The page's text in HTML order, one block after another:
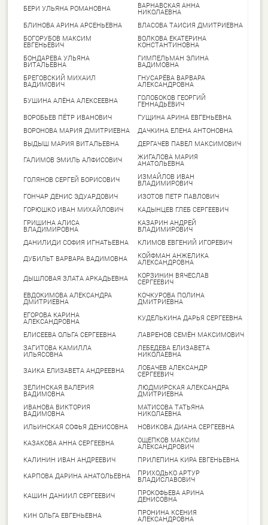
БЕРИ УЛЬЯНА РОМАНОВНА
ВАРНАВСКАЯ АННА
НИКОЛАЕВНА
БЛИНОВА АРИНА АРСЕНЬЕВНА
ВЛАСОВА ТАИСИЯ ДМИТРИЕВНА
БОГОРУБОВ МАКСИМ
ЕВГЕНЬЕВИЧ
ВОЛКОВА ЕКАТЕРИНА
КОНСТАНТИНОВНА
БОНДАРЕВА УЛЬЯНА
ВИТАЛЬЕВНА
ГИМПЕЛЬМАН ЭЛИНА
ВАДИМОВНА
БРЕГОВСКИЙ МИХАИЛ
ВАДИМОВИЧ
ГНУСАРЁВА ВАРВАРА
АЛЕКСАНДРОВНА
БУШИНА АЛЁНА АЛЕКСЕЕВНА
ГОЛОБОКОВ ГЕОРГИЙ
ГЕННАДЬЕВИЧ
ВОРОБЬЕВ ПЁТР ИВАНОВИЧ
ГУЩИНА АРИНА ЕВГЕНЬЕВНА
ВОРОНОВА МАРИЯ ДМИТРИЕВНА
ДАЧКИНА ЕЛЕНА АНТОНОВНА
ВЫДЫШ МАРИЯ ВИТАЛЬЕВНА
ДЕРГАЧЕВ ПАВЕЛ МАКСИМОВИЧ
ГАЛИМОВ ЭМИЛЬ АЛФИСОВИЧ
ЖИГАЛОВА МАРИЯ
АНАТОЛЬЕВНА
ГОЛЯНОВ СЕРГЕЙ БОРИСОВИЧ
ИЗМАЙЛОВ ИВАН
ВЛАДИМИРОВИЧ
ГОНЧАР ДЕНИС ЭДУАРДОВИЧ
ИЗОТОВ ПЕТР ПАВЛОВИЧ
ГОРЮШКО ИВАН МИХАЙЛОВИЧ
КАДЫНЦЕВ ГЛЕБ СЕРГЕЕВИЧ
ГРИШИНА АЛИСА
ВЛАДИМИРОВНА
КАЗАРИН АНДРЕЙ
ВЛАДИМИРОВИЧ
ДАНИЛИДИ СОФИЯ ИГНАТЬЕВНА
КЛИМОВ ЕВГЕНИЙ ИГОРЕВИЧ
ДУБИЛЬТ ВАРВАРА ВАДИМОВНА
КОЙФМАН АНЖЕЛИКА
АЛЕКСАНДРОВНА
ДЫШЛОВАЯ ЗЛАТА АРКАДЬЕВНА
КОРЗИНИН ВЯЧЕСЛАВ
СЕРГЕЕВИЧ
ЕВДОКИМОВА АЛЕКСАНДРА
ДМИТРИЕВНА
КОЧКУРОВА ПОЛИНА
ДМИТРИЕВНА
ЕГОРОВА КАРИНА
АЛЕКСАНДРОВНА
КУДЕЛЬКИНА ДАРЬЯ СЕРГЕЕВНА
ЕЛИСЕЕВА ОЛЬГА СЕРГЕЕВНА
ЛАВРЕНОВ СЕМЁН МАКСИМОВИЧ
ЗАГИТОВА КАМИЛЛА
ИЛЬЯСОВНА
ЛЕБЕДЕВА ЕЛИЗАВЕТА
НИКОЛАЕВНА
ЗАИКА ЕЛИЗАВЕТА АНДРЕЕВНА
ЛОБАЧЕВ АЛЕКСАНДР
СЕРГЕЕВИЧ
ЗЕЛИНСКАЯ ВАЛЕРИЯ
ВАДИМОВНА
ЛЮДМИРСКАЯ АЛЕКСАНДРА
ДМИТРИЕВНА
ИВАНОВА ВИКТОРИЯ
ВАДИМОВНА
МАТИСОВА ТАТЬЯНА
НИКОЛАЕВНА
ИЛЬИНСКАЯ СОФЬЯ ДЕНИСОВНА
НОВИКОВА ДИАНА СЕРГЕЕВНА
КАЗАКОВА АННА СЕРГЕЕВНА
ОЩЕПКОВ МАКСИМ
АЛЕКСАНДРОВИЧ
КАЛИНИН ИВАН АНДРЕЕВИЧ
ПРИЛЕПИНА КИРА ЕВГЕНЬЕВНА
КАРПОВА ДАРИНА АНАТОЛЬЕВНА
ПРИХОДЬКО АРТУР
ВЛАДИСЛАВОВИЧ
КАШИН ДАНИИЛ СЕРГЕЕВИЧ
ПРОКОФЬЕВА АРИНА
ДЕНИСОВНА
КИН ОЛЬГА ЕВГЕНЬЕВНА
ПРОНИНА КСЕНИЯ
АЛЕКСАНДРОВНА